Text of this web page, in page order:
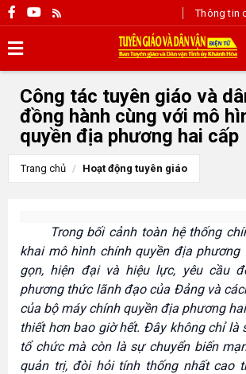
Thông tin
Công tác tuyên giáo và
đồng hành cùng với mô
quyền địa phương hai cấp
Trang chủ Hoạt động tuyên giáo
Trong bối cảnh toàn hệ thống
khai mô hình chính quyền địa phương
gọn, hiện đại và hiệu lực, yêu cầu
phương thức lãnh đạo của Đảng và
của bộ máy chính quyền địa phương
thiết hơn bao giờ hết. Đây không chỉ là
tổ chức mà còn là sự chuyển biến
quản trị, đòi hỏi tính thống nhất cao